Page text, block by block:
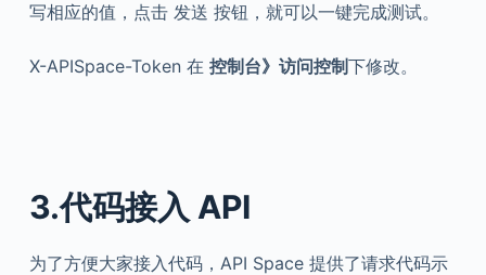
写相应的值，点击 发送 按钮，就可以一键完成测试。
X-APISpace-Token 在 控制台》访问控制下修改。
3.代码接入 API
为了方便大家接入代码，API Space 提供了请求代码示